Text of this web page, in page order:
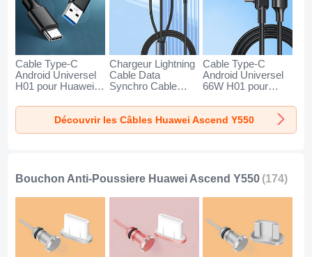
Cable Type-C
Android Universel
H01 pour Huawei
Fonce
Chargeur Lightning
Cable Data
Synchro Cable
Type-C 100W H01
pour Huawei
Ascend Y550 Noir
Cable Type-C
Android Universel
66W H01 pour
Y550 Noir
Découvrir les Câbles Huawei Ascend Y550
Bouchon Anti-Poussiere Huawei Ascend Y550 (174)